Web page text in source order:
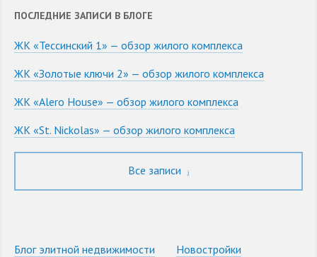
ПОСЛЕДНИЕ ЗАПИСИ В БЛОГЕ
ЖК «Тессинский 1» — обзор жилого комплекса
ЖК «Золотые ключи 2» — обзор жилого комплекса
ЖК «Alero House» — обзор жилого комплекса
ЖК «St. Nickolas» — обзор жилого комплекса
Все записи
Блог элитной недвижимости Новостройки